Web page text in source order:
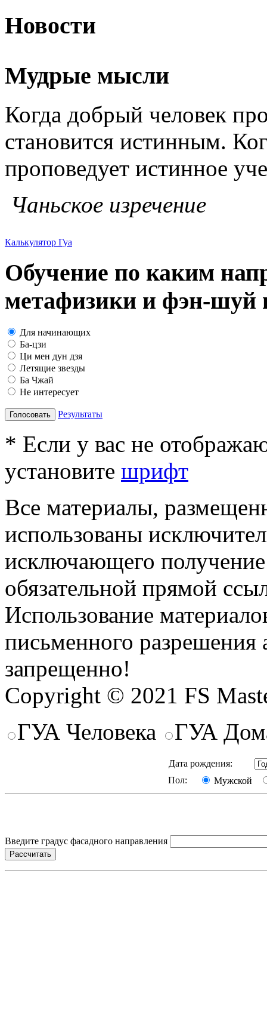
Новости
Мудрые мысли
Когда добрый человек
становится истинным.
проповедует истинное
Чаньское изречение
Калькулятор Гуа
Обучение по каким
метафизики и фэн-шуй
Для начинающих
Ба-цзи
Ци мен дун дзя
Летящие звезды
Ба Чжай
Не интересует
Голосовать Результаты
* Если у вас не
установите шрифт
Все материалы,
использованы
исключающего
обязательной прямой
Использование
письменного разрешения
запрещенно!
Copyright © 2021 FS
ГУА Человека
ГУА
Дата рождения:
Пол:
Мужской
Введите градус фасадного направления
Рассчитать